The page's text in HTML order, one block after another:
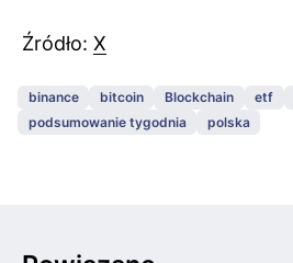
Źródło: X
binance bitcoin Blockchain etf
podsumowanie tygodnia
polska